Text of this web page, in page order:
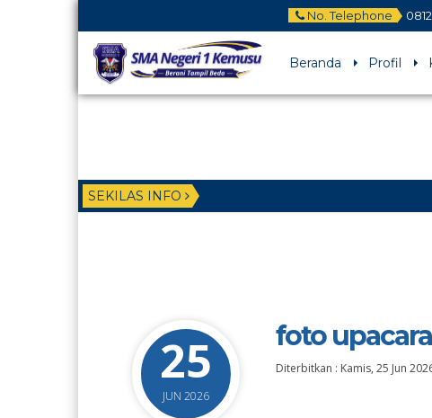
No. Telephone
Beranda Profil
SEKILAS INFO
25
JUN 2026
foto upacara
Diterbitkan : Kamis, 25 Jun